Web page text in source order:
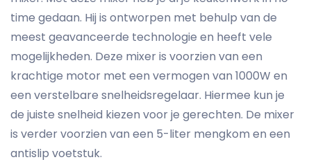
time gedaan. Hij is ontworpen met behulp van de
meest geavanceerde technologie en heeft vele
mogelijkheden. Deze mixer is voorzien van een
krachtige motor met een vermogen van 1000W en
een verstelbare snelheidsregelaar. Hiermee kun je
de juiste snelheid kiezen voor je gerechten. De mixer
is verder voorzien van een 5-liter mengkom en een
antislip voetstuk.